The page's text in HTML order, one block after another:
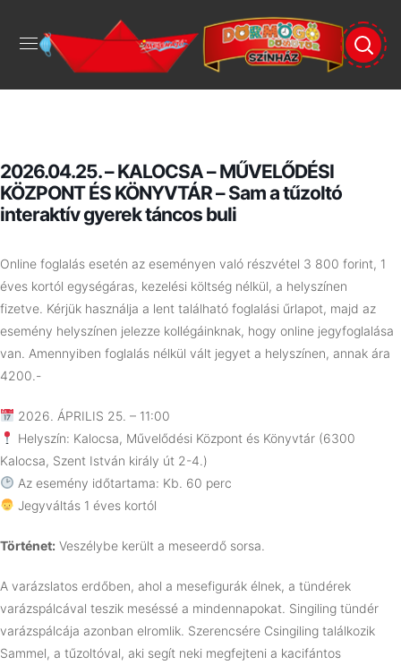
2026.04.25. – KALOCSA – MŰVELŐDÉSI
KÖZPONT ÉS KÖNYVTÁR – Sam a tűzoltó
interaktív gyerek táncos buli
Online foglalás esetén az eseményen való részvétel 3 800 forint, 1
éves kortól egységáras, kezelési költség nélkül, a helyszínen
fizetve. Kérjük használja a lent található foglalási űrlapot, majd az
esemény helyszínen jelezze kollégáinknak, hogy online jegyfoglalása
van. Amennyiben foglalás nélkül vált jegyet a helyszínen, annak ára
4200.-
2026. ÁPRILIS 25. – 11:00
Helyszín: Kalocsa, Művelődési Központ és Könyvtár (6300
Kalocsa, Szent István király út 2-4.)
Az esemény időtartama: Kb. 60 perc
Jegyváltás 1 éves kortól
Történet: Veszélybe került a meseerdő sorsa.
A varázslatos erdőben, ahol a mesefigurák élnek, a tündérek
varázspálcával teszik meséssé a mindennapokat. Singiling tündér
varázspálcája azonban elromlik. Szerencsére Csingiling találkozik
Sammel, a tűzoltóval, aki segít neki megfejteni a kacifántos